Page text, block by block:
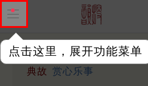
点击这里，展开功能菜单
典故 赏心乐事